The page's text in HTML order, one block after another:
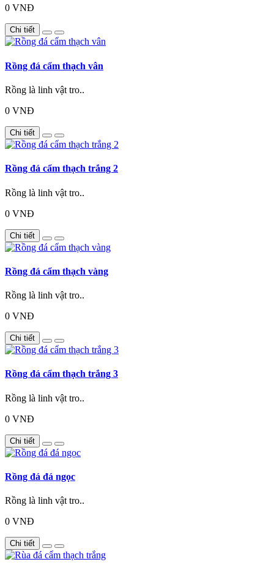
0 VNĐ
Chi tiết
Rồng đá cẩm thạch vân
Rồng là linh vật tro..
0 VNĐ
Chi tiết
Rồng đá cẩm thạch trắng 2
Rồng là linh vật tro..
0 VNĐ
Chi tiết
Rồng đá cẩm thạch vàng
Rồng là linh vật tro..
0 VNĐ
Chi tiết
Rồng đá cẩm thạch trắng 3
Rồng là linh vật tro..
0 VNĐ
Chi tiết
Rồng đá đá ngọc
Rồng là linh vật tro..
0 VNĐ
Chi tiết